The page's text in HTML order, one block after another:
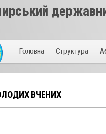
Головна Структура
ВЧЕНИХ